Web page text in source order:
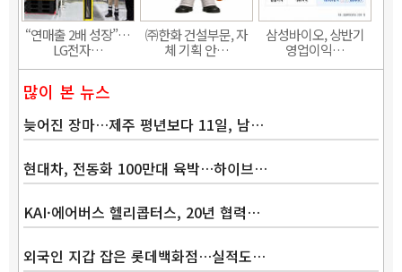
“연매출 2배 성장”…
LG전자…
㈜한화 건설부문, 자
체 기획 안…
삼성바이오, 상반기
영업이익…
많이 본 뉴스
늦어진 장마…제주 평년보다 11일, 남…
현대차, 전동화 100만대 육박…하이브…
KAI·에어버스 헬리콥터스, 20년 협력…
외국인 지갑 잡은 롯데백화점…실적도…